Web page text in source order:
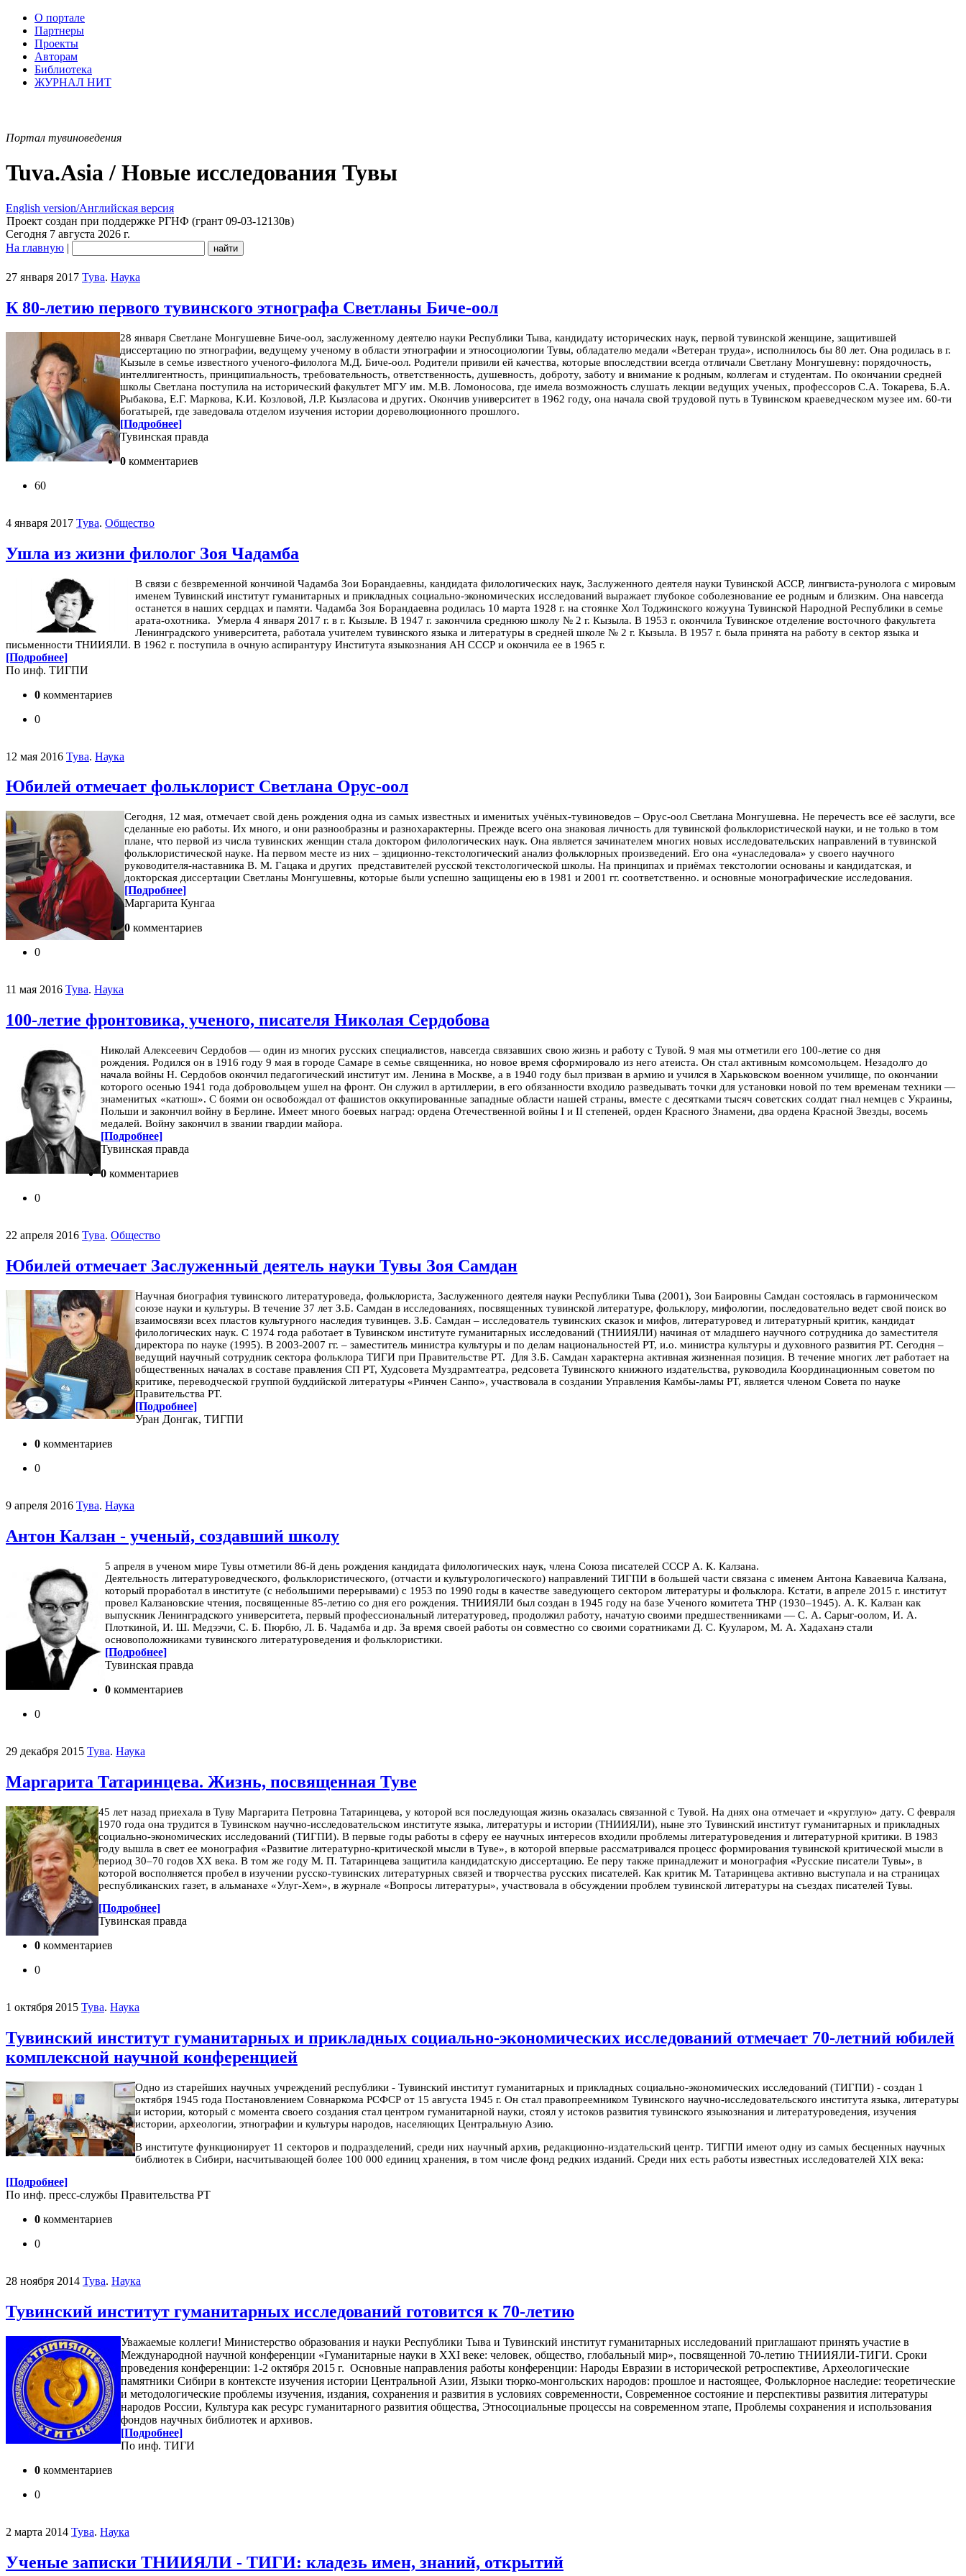
О портале
Партнеры
Проекты
Авторам
Библиотека
ЖУРНАЛ НИТ
Портал тувиноведения
Tuva.Asia / Новые исследования Тувы
English version/Английская версия
Проект создан при поддержке РГНФ (грант 09-03-12130в)
Сегодня 7 августа 2026 г.
На главную |
27 января 2017 Тува. Наука
К 80-летию первого тувинского этнографа Светланы Биче-оол
28 января Светлане Монгушевне Биче-оол, заслуженному деятелю науки Республики Тыва, кандидату исторических наук, первой тувинской женщине, защитившей
диссертацию по этнографии, ведущему ученому в области этнографии и этносоциологии Тувы, обладателю медали «Ветеран труда», исполнилось бы 80 лет. Она родилась в г.
Кызыле в семье известного ученого-филолога М.Д. Биче-оол. Родители привили ей качества, которые впоследствии всегда отличали Светлану Монгушевну: порядочность,
интеллигентность, принципиальность, требовательность, ответственность, душевность, доброту, заботу и внимание к родным, коллегам и студентам. По окончании средней
школы Светлана поступила на исторический факультет МГУ им. М.В. Ломоносова, где имела возможность слушать лекции ведущих ученых, профессоров С.А. Токарева, Б.А.
Рыбакова, Е.Г. Маркова, К.И. Козловой, Л.Р. Кызласова и других. Окончив университет в 1962 году, она начала свой трудовой путь в Тувинском краеведческом музее им. 60-ти
богатырей, где заведовала отделом изучения истории дореволюционного прошлого.
[Подробнее]
Тувинская правда
0 комментариев
60
4 января 2017 Тува. Общество
Ушла из жизни филолог Зоя Чадамба
В связи с безвременной кончиной Чадамба Зои Борандаевны, кандидата филологических наук, Заслуженного деятеля науки Тувинской АССР, лингвиста-рунолога с мировым
именем Тувинский институт гуманитарных и прикладных социально-экономических исследований выражает глубокое соболезнование ее родным и близким. Она навсегда
останется в наших сердцах и памяти. Чадамба Зоя Борандаевна родилась 10 марта 1928 г. на стоянке Хол Тоджинского кожууна Тувинской Народной Республики в семье
арата-охотника. Умерла 4 января 2017 г. в г. Кызыле. В 1947 г. закончила среднюю школу № 2 г. Кызыла. В 1953 г. окончила Тувинское отделение восточного факультета
Ленинградского университета, работала учителем тувинского языка и литературы в средней школе № 2 г. Кызыла. В 1957 г. была принята на работу в сектор языка и
письменности ТНИИЯЛИ. В 1962 г. поступила в очную аспирантуру Института языкознания АН СССР и окончила ее в 1965 г.
[Подробнее]
По инф. ТИГПИ
0 комментариев
0
12 мая 2016 Тува. Наука
Юбилей отмечает фольклорист Светлана Орус-оол
Сегодня, 12 мая, отмечает свой день рождения одна из самых известных и именитых учёных-тувиноведов – Орус-оол Светлана Монгушевна. Не перечесть все её заслуги, все
сделанные ею работы. Их много, и они разнообразны и разнохарактерны. Прежде всего она знаковая личность для тувинской фольклористической науки, и не только в том
плане, что первой из числа тувинских женщин стала доктором филологических наук. Она является зачинателем многих новых исследовательских направлений в тувинской
фольклористической науке. На первом месте из них – эдиционно-текстологический анализ фольклорных произведений. Его она «унаследовала» у своего научного
руководителя-наставника В. М. Гацака и других представителей русской текстологической школы. На принципах и приёмах текстологии основаны и кандидатская, и
докторская диссертации Светланы Монгушевны, которые были успешно защищены ею в 1981 и 2001 гг. соответственно. и основные монографические исследования.
[Подробнее]
Маргарита Кунгаа
0 комментариев
0
11 мая 2016 Тува. Наука
100-летие фронтовика, ученого, писателя Николая Сердобова
Николай Алексеевич Сердобов — один из многих русских специалистов, навсегда связавших свою жизнь и работу с Тувой. 9 мая мы отметили его 100-летие со дня
рождения. Родился он в 1916 году 9 мая в городе Самаре в семье священника, но новое время сформировало из него атеиста. Он стал активным комсомольцем. Незадолго до
начала войны Н. Сердобов окончил педагогический институт им. Ленина в Москве, а в 1940 году был призван в армию и учился в Харьковском военном училище, по окончании
которого осенью 1941 года добровольцем ушел на фронт. Он служил в артиллерии, в его обязанности входило разведывать точки для установки новой по тем временам техники —
зна­менитых «катюш». С боями он освобождал от фашистов оккупи­рованные западные области нашей страны, вместе с десятками тысяч советских солдат гнал немцев с Украины,
Польши и закончил войну в Берлине. Имеет много боевых наград: ордена Отечественной войны I и II степеней, орден Красного Знамени, два ордена Красной Звезды, восемь
медалей. Войну закончил в звании гвардии майора.
[Подробнее]
Тувинская правда
0 комментариев
0
22 апреля 2016 Тува. Общество
Юбилей отмечает Заслуженный деятель науки Тувы Зоя Самдан
Научная биография тувинского литературоведа, фольклориста, Заслуженного деятеля науки Республики Тыва (2001), Зои Баировны Самдан состоялась в гармоническом
союзе науки и культуры. В течение 37 лет З.Б. Самдан в исследованиях, посвященных тувинской литературе, фольклору, мифологии, последовательно ведет свой поиск во
взаимосвязи всех пластов культурного наследия тувинцев. З.Б. Самдан – исследователь тувинских сказок и мифов, литературовед и литературный критик, кандидат
филологических наук. С 1974 года работает в Тувинском институте гуманитарных исследований (ТНИИЯЛИ) начиная от младшего научного сотрудника до заместителя
директора по науке (1995). В 2003-2007 гг. – заместитель министра культуры и по делам национальностей РТ, и.о. министра культуры и духовного развития РТ. Сегодня –
ведущий научный сотрудник сектора фольклора ТИГИ при Правительстве РТ. Для З.Б. Самдан характерна активная жизненная позиция. В течение многих лет работает на
общественных началах в составе правления СП РТ, Худсовета Муздрамтеатра, редсовета Тувинского книжного издательства, руководила Координационным советом по
критике, переводческой группой буддийской литературы «Ринчен Санпо», участвовала в создании Управления Камбы-ламы РТ, является членом Совета по науке
Правительства РТ.
[Подробнее]
Уран Донгак, ТИГПИ
0 комментариев
0
9 апреля 2016 Тува. Наука
Антон Калзан - ученый, создавший школу
5 апреля в ученом мире Тувы отметили 86-й день рождения кандидата филологических наук, члена Союза писателей СССР А. К. Калзана.
Деятельность литературоведческого, фольклористического, (отчасти и культурологического) направлений ТИГПИ в большей части связана с именем Антона Каваевича Калзана,
который проработал в институте (с небольшими перерывами) с 1953 по 1990 годы в качестве заведующего сектором литературы и фольклора. Кстати, в апреле 2015 г. институт
провел Калзановские чтения, посвященные 85-летию со дня его рождения. ТНИИЯЛИ был создан в 1945 году на базе Ученого комитета ТНР (1930–1945). А. К. Калзан как
выпускник Ленинградского университета, первый профессиональный литературовед, продолжил работу, начатую своими предшественниками — С. А. Сарыг-оолом, И. А.
Плоткиной, И. Ш. Медээчи, С. Б. Пюрбю, Л. Б. Чадамба и др. За время своей работы он совместно со своими соратниками Д. С. Кууларом, М. А. Хадаханэ ста­ли
основоположниками тувинского литературоведения и фольклористики.
[Подробнее]
Тувинская правда
0 комментариев
0
29 декабря 2015 Тува. Наука
Маргарита Татаринцева. Жизнь, посвященная Туве
45 лет назад приехала в Туву Маргарита Петровна Татаринцева, у которой вся последующая жизнь оказалась связанной с Тувой. На днях она отмечает и «круглую» дату. С февраля
1970 года она трудится в Тувинском научно-исследовательском институте языка, литературы и истории (ТНИИЯЛИ), ныне это Тувинский институт гума­нитарных и прикладных
социально-экономических исследований (ТИГПИ). В первые годы работы в сферу ее научных интересов входили проблемы литературоведения и литературной критики. В 1983
году вышла в свет ее монография «Развитие литературно-критической мысли в Туве», в которой впервые рассматривался процесс формирования тувинской критической мысли в
период 30–70 годов ХХ века. В том же году М. П. Татаринцева защитила кандидатскую диссертацию. Ее перу также принадлежит и монография «Русские писатели Тувы», в
которой восполняется пробел в изучении русско-тувинских литературных связей и творчества русских писателей. Как критик М. Татаринцева активно выступала и на страницах
республи­канских газет, в альманахе «Улуг-Хем», в журнале «Вопросы литературы», участвовала в обсуждении проблем тувинской литературы на съездах писателей Тувы.
[Подробнее]
Тувинская правда
0 комментариев
0
1 октября 2015 Тува. Наука
Тувинский институт гуманитарных и прикладных социально-экономических исследований отмечает 70-летний юбилей
комплексной научной конференцией
Одно из старейших научных учреждений республики - Тувинский институт гуманитарных и прикладных социально-экономических исследований (ТИГПИ) - создан 1
октября 1945 года Постановлением Совнаркома РСФСР от 15 августа 1945 г. Он стал правопреемником Тувинского научно-исследовательского института языка, литературы
и истории, который с момента своего создания стал центром гуманитарной науки, стоял у истоков развития тувинского языкознания и литературоведения, изучения
истории, археологии, этнографии и культуры народов, населяющих Центральную Азию.
В институте функционирует 11 секторов и подразделений, среди них научный архив, редакционно-издательский центр. ТИГПИ имеют одну из самых бесценных научных
библиотек в Сибири, насчитывающей более 100 000 единиц хранения, в том числе фонд редких изданий. Среди них есть работы известных исследователей XIX века:
[Подробнее]
По инф. пресс-службы Правительства РТ
0 комментариев
0
28 ноября 2014 Тува. Наука
Тувинский институт гуманитарных исследований готовится к 70-летию
Уважаемые коллеги! Министерство образования и науки Республики Тыва и Тувинский институт гуманитарных исследований приглашают принять участие в
Международной научной конференции «Гуманитарные науки в XXI веке: человек, общество, глобальный мир», посвященной 70-летию ТНИИЯЛИ-ТИГИ. Сроки
проведения конференции: 1-2 октября 2015 г. Основные направления работы конференции: Народы Евразии в исторической ретроспективе, Археологические
памятники Сибири в контексте изучения истории Центральной Азии, Языки тюрко-монгольских народов: прошлое и настоящее, Фольклорное наследие: теоретические
и методологические проблемы изучения, издания, сохранения и развития в условиях современности, Современное состояние и перспективы развития литературы
народов России, Культура как ресурс гуманитарного развития общества, Этносоциальные процессы на современном этапе, Проблемы сохранения и использования
фондов научных библиотек и архивов.
[Подробнее]
По инф. ТИГИ
0 комментариев
0
2 марта 2014 Тува. Наука
Ученые записки ТНИИЯЛИ - ТИГИ: кладезь имен, знаний, открытий